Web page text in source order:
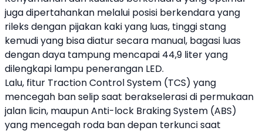
juga dipertahankan melalui posisi berkendara yang
rileks dengan pijakan kaki yang luas, tinggi stang
kemudi yang bisa diatur secara manual, bagasi luas
dengan daya tampung mencapai 44,9 liter yang
dilengkapi lampu penerangan LED.
Lalu, fitur Traction Control System (TCS) yang
mencegah ban selip saat berakselerasi di permukaan
jalan licin, maupun Anti-lock Braking System (ABS)
yang mencegah roda ban depan terkunci saat